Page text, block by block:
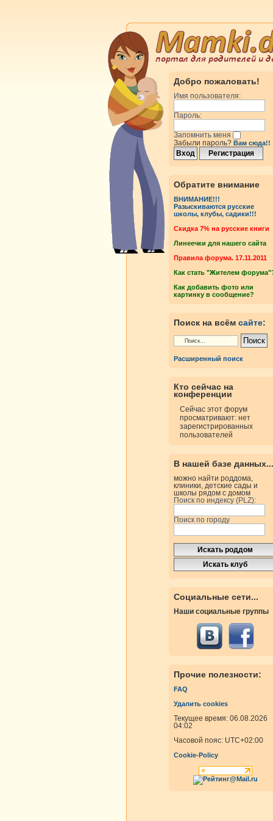
Добро пожаловать!
Имя пользователя:
Пароль:
Запомнить меня
Забыли пароль? Вам сюда!!
Обратите внимание
ВНИМАНИЕ!!!
Разыскиваются русские
школы, клубы, садики!!!
Cкидка 7% на русские книги
Линеечки для нашего сайта
Правила форума. 17.11.2011
Как стать "Жителем
Как добавить фото или
картинку в сообщение?
Поиск на всём сайте:
Расширенный поиск
Кто сейчас на
конференции
Сейчас этот форум
просматривают: нет
зарегистрированных
пользователей
В нашей базе данных...
можно найти роддома,
клиники, детские сады и
школы рядом с домом
Поиск по индексу (PLZ):
Поиск по городу
Социальные сети...
Наши социальные группы
Прочие полезности:
FAQ
Удалить cookies
Текущее время: 06.08.2026
04:02
Часовой пояс: UTC+02:00
Cookie-Policy